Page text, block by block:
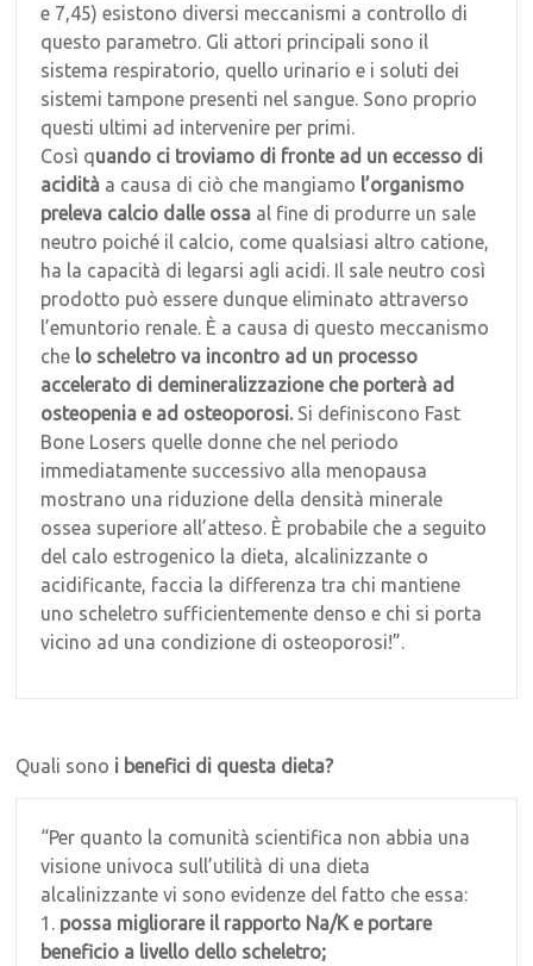
e 7,45) esistono diversi meccanismi a controllo di
questo parametro. Gli attori principali sono il
sistema respiratorio, quello urinario e i soluti dei
sistemi tampone presenti nel sangue. Sono proprio
questi ultimi ad intervenire per primi.
Così quando ci troviamo di fronte ad un eccesso di
acidità a causa di ciò che mangiamo l’organismo
preleva calcio dalle ossa al fine di produrre un sale
neutro poiché il calcio, come qualsiasi altro catione,
ha la capacità di legarsi agli acidi. Il sale neutro così
prodotto può essere dunque eliminato attraverso
l’emuntorio renale. È a causa di questo meccanismo
che lo scheletro va incontro ad un processo
accelerato di demineralizzazione che porterà ad
osteopenia e ad osteoporosi.Si definiscono Fast
Bone Losers quelle donne che nel periodo
immediatamente successivo alla menopausa
mostrano una riduzione della densità minerale
ossea superiore all’atteso. È probabile che a seguito
del calo estrogenico la dieta, alcalinizzante o
acidificante, faccia la differenza tra chi mantiene
uno scheletro sufficientemente denso e chi si porta
vicino ad una condizione di osteoporosi!”.
Quali sono i benefici di questa dieta?
“Per quanto la comunità scientifica non abbia una
visione univoca sull’utilità di una dieta
alcalinizzante vi sono evidenze del fatto che essa:
1. possa migliorare il rapporto Na/K e portare
beneficio a livello dello scheletro;